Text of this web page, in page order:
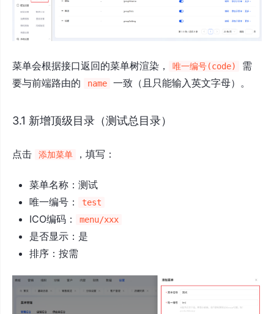
菜单会根据接口返回的菜单树渲染， 唯一编号(code)
需
要与前端路由的
name 一致（且只能输入英文字母）。
3.1 新增顶级目录（测试总目录）
点击 添加菜单 ，填写：
菜单名称：测试
唯一编号：
test
ICO编码： menu/xxx
是否显示：是
排序：按需